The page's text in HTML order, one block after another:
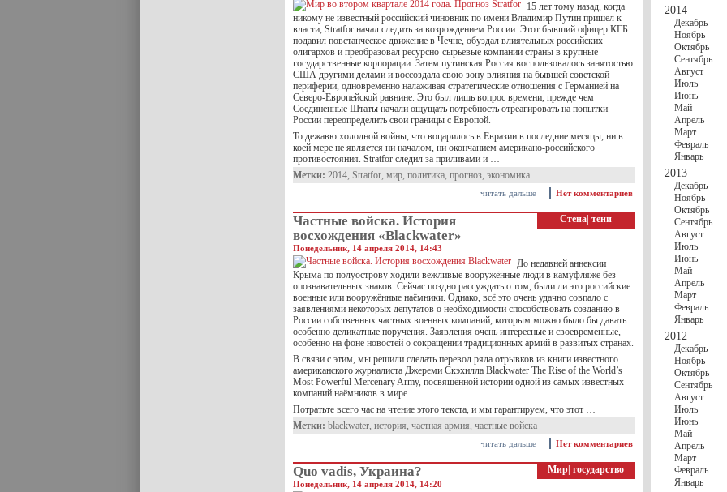
15 лет тому назад, когда
никому не известный российский чиновник по имени Владимир Путин пришел к
власти, Stratfor начал следить за возрождением России. Этот бывший офицер КГБ
подавил повстанческое движение в Чечне, обуздал влиятельных российских
олигархов и преобразовал ресурсно-сырьевые компании страны в крупные
государственные корпорации. Затем путинская Россия воспользовалось занятостью
США другими делами и воссоздала свою зону влияния на бывшей советской
периферии, одновременно налаживая стратегические отношения с Германией на
Северо-Европейской равнине. Это был лишь вопрос времени, прежде чем
Соединенные Штаты начали ощущать потребность отреагировать на попытки
России переопределить свои границы с Европой.
То дежавю холодной войны, что воцарилось в Евразии в последние месяцы, ни в
коей мере не является ни началом, ни окончанием американо-российского
противостояния. Stratfor следил за приливами и …
Метки: 2014, Stratfor, мир, политика, прогноз, экономика
Нет комментариев
читать дальше
Стена тени
Частные войска. История
восхождения «Blackwater»
Понедельник, 14 апреля 2014, 14:43
До недавней аннексии
Крыма по полуострову ходили вежливые вооружённые люди в камуфляже без
опознавательных знаков. Сейчас поздно рассуждать о том, были ли это российские
военные или вооружённые наёмники. Однако, всё это очень удачно совпало с
заявлениями некоторых депутатов о необходимости способствовать созданию в
России собственных частных военных компаний, которым можно было бы давать
особенно деликатные поручения. Заявления очень интересные и своевременные,
особенно на фоне новостей о сокращении традиционных армий в развитых странах.
В связи с этим, мы решили сделать перевод ряда отрывков из книги известного
американского журналиста Джереми Скэхилла Blackwater The Rise of the World’s
Most Powerful Mercenary Army, посвящённой истории одной из самых известных
компаний наёмников в мире.
Потратьте всего час на чтение этого текста, и мы гарантируем, что этот …
Метки: blackwater, история, частная армия, частные войска
Нет комментариев
читать дальше
Мир государство
Quo vadis, Украина?
Понедельник, 14 апреля 2014, 14:20
2014
Декабрь
Ноябрь
Октябрь
Сентябрь
Август
Июль
Июнь
Май
Апрель
Март
Февраль
Январь
2013
Декабрь
Ноябрь
Октябрь
Сентябрь
Август
Июль
Июнь
Май
Апрель
Март
Февраль
Январь
2012
Декабрь
Ноябрь
Октябрь
Сентябрь
Август
Июль
Июнь
Май
Апрель
Март
Февраль
Январь